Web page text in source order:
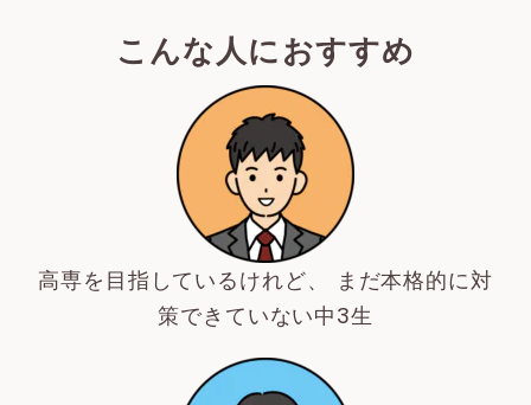
こんな人におすすめ
高専を目指しているけれど、 まだ本格的に対
策できていない中3生